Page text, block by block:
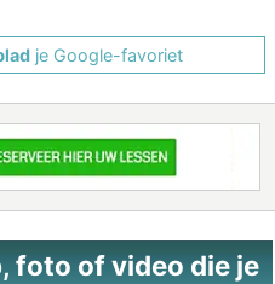
je Google-favoriet
foto of video die je